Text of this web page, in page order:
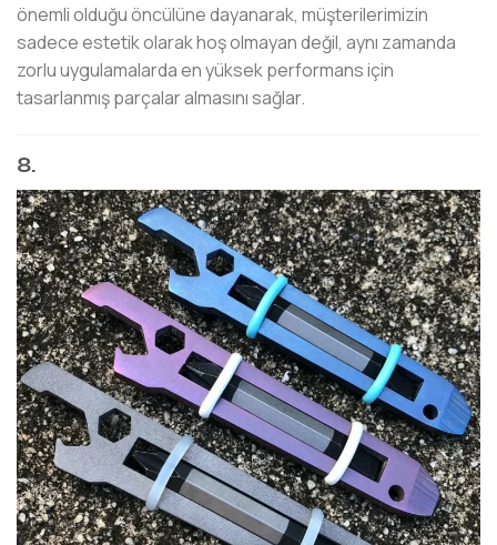
önemli olduğu öncülüne dayanarak, müşterilerimizin
sadece estetik olarak hoş olmayan değil, aynı zamanda
zorlu uygulamalarda en yüksek performans için
tasarlanmış parçalar almasını sağlar.
8.